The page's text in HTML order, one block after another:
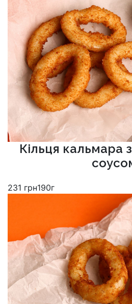
Кільця кальмара
231 грн190г